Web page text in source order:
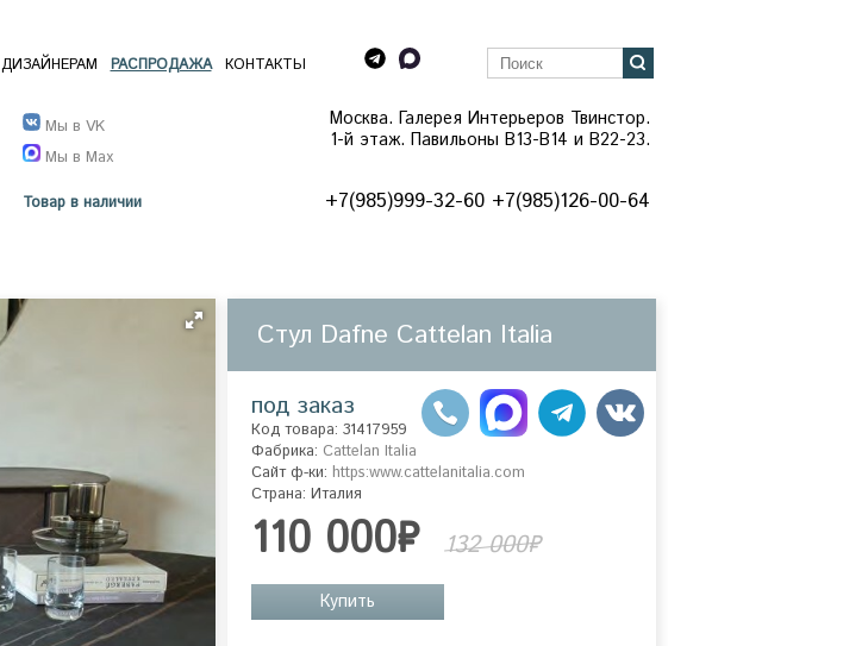
ДИЗАЙНЕРАМ РАСПРОДАЖА КОНТАКТЫ
+7(985)999-32-60 +7(985)126-00-64
Москва. Галерея Интерьеров Твинстор.
1-й этаж. Павильоны B13-B14 и В22-23.
Мы в VK
Мы в Max
Товар в наличии
Стул Dafne Cattelan Italia
под заказ
Код товара: 31417959
Фабрика: Cattelan Italia
Сайт ф-ки: https:www.cattelanitalia.com
Страна: Италия
110 000₽ 132 000₽
Купить